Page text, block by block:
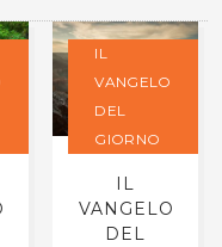
IL
VANGELO
DEL
GIORNO
IL
VANGELO
DEL